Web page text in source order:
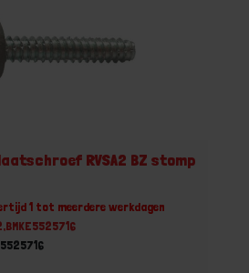
RVSA2 BZ stomp
1 tot meerdere werkdagen